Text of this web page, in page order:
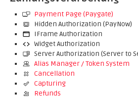
Payment Page (Paygate)
Hidden Authorization (PayNow)
IFrame Authorization
Widget Authorization
Server Authorization (Server to
Alias Manager / Token System
Cancellation
Capturing
Refunds